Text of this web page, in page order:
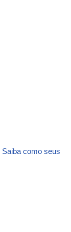
Saiba como seus